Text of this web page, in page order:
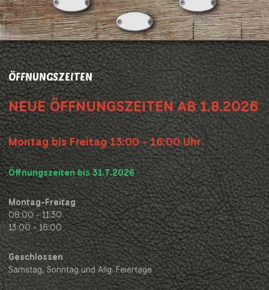
ÖFFNUNGSZEITEN
NEUE ÖFFNUNGSZEITEN AB 1.8.2026
Montag bis Freitag 13:00 - 16:00 Uhr
Öffnungszeiten bis 31.7.2026
Montag-Freitag
08:00 - 11:30
13:00 - 16:00
Geschlossen
Samstag, Sonntag und Allg. Feiertage